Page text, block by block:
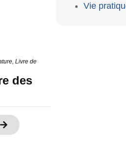
,Livre de
des
Vie